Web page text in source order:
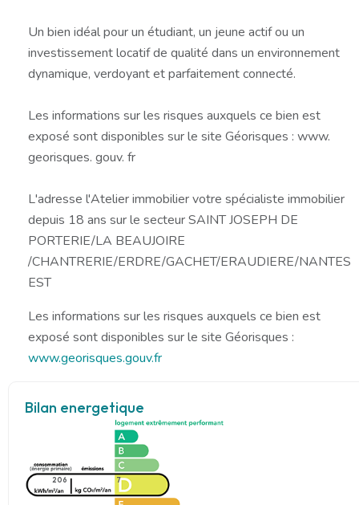
Un bien idéal pour un étudiant, un jeune actif ou un
investissement locatif de qualité dans un environnement
dynamique, verdoyant et parfaitement connecté.
Les informations sur les risques auxquels ce bien est
exposé sont disponibles sur le site Géorisques : www.
georisques. gouv. fr
L'adresse l'Atelier immobilier votre spécialiste immobilier
depuis 18 ans sur le secteur SAINT JOSEPH DE
PORTERIE/LA BEAUJOIRE
/CHANTRERIE/ERDRE/GACHET/ERAUDIERE/NANTES
EST
Les informations sur les risques auxquels ce bien est
exposé sont disponibles sur le site Géorisques :
www.georisques.gouv.fr
Bilan energetique
206 7